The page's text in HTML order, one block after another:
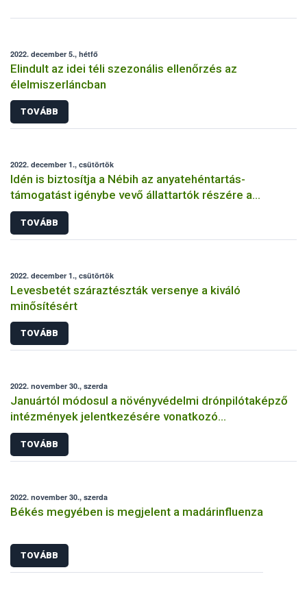
folytatódnak.
2022. december 5., hétfő
Elindult az idei téli szezonális ellenőrzés az
élelmiszerláncban
TOVÁBB
2022. december 1., csütörtök
Idén is biztosítja a Nébih az anyatehéntartás-
támogatást igénybe vevő állattartók részére a
szaporítási események előremenő bejelentését
TOVÁBB
2022. december 1., csütörtök
Levesbetét száraztészták versenye a kiváló
minősítésért
TOVÁBB
2022. november 30., szerda
Januártól módosul a növényvédelmi drónpilótaképző
intézmények jelentkezésére vonatkozó
feltételrendszer és eljárásrend
TOVÁBB
2022. november 30., szerda
Békés megyében is megjelent a madárinfluenza
TOVÁBB